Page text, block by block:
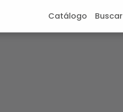
Catálogo Buscar